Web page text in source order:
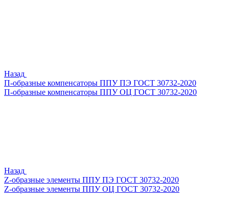
Назад
П-образные компенсаторы ППУ ПЭ ГОСТ 30732-2020
П-образные компенсаторы ППУ ОЦ ГОСТ 30732-2020
Назад
Z-образные элементы ППУ ПЭ ГОСТ 30732-2020
Z-образные элементы ППУ ОЦ ГОСТ 30732-2020